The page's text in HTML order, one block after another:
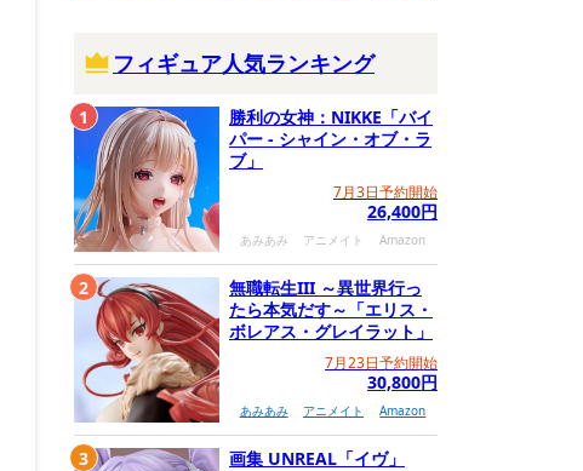
フィギュア人気ランキング
勝利の女神：NIKKE「バイ
パー - シャイン・オブ・ラ
ブ」
7月3日予約開始
26,400円
あみあみ アニメイト Amazon
1
無職転生III ～異世界行っ
たら本気だす～「エリス・
ボレアス・グレイラット」
7月23日予約開始
30,800円
あみあみ アニメイト Amazon
2
画集 UNREAL「イヴ」
3